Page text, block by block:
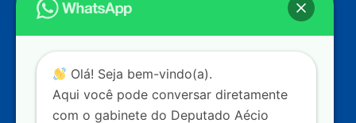
Câmara dos Deputados
Ed. Principal, Ala C – Gabinete
Contato
dep.aecioneves@camara.leg.br
+55 (61) 3215-5964
Olá! Seja bem-vindo(a).
Aqui você pode conversar diretamente
com o gabinete do Deputado Aécio